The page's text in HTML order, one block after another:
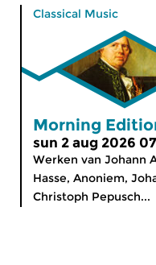
Classical Music
Morning
sun 2 aug 2026
Werken van Johann
Hasse, Anoniem,
Christoph Pepusch...